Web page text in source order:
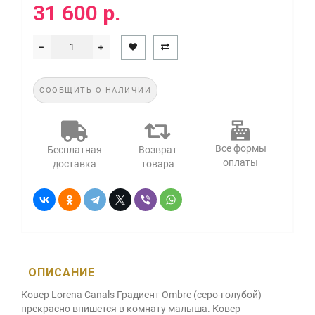
31 600 р.
СООБЩИТЬ О НАЛИЧИИ
Бесплатная
доставка
Возврат
товара
Все формы
оплаты
ОПИСАНИЕ
Ковер Lorena Canals Градиент Ombre (серо-голубой)
прекрасно впишется в комнату малыша. Ковер